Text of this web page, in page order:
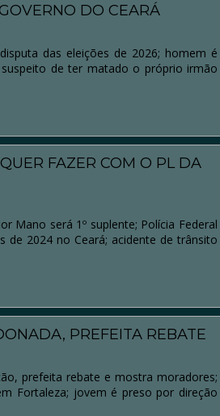
DO CEARÁ
das eleições de 2026; homem é
de ter matado o próprio irmão
FAZER COM O PL DA
Mano será 1º suplente; Polícia Federal
de 2024 no Ceará; acidente de trânsito
PREFEITA REBATE
prefeita rebate e mostra moradores;
Fortaleza; jovem é preso por direção